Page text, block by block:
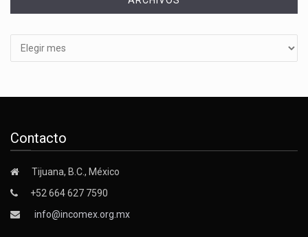
Contacto
Tijuana, B.C., México
+52 664 627 7590
info@incomex.org.mx